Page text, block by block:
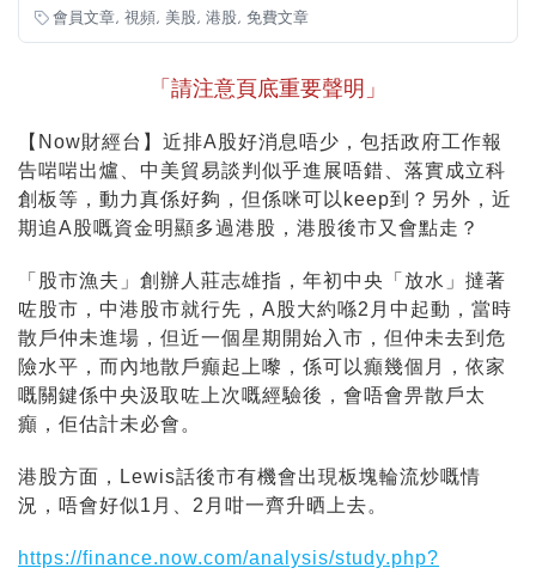
會員文章 視頻 美股 港股 免費文章
「請注意頁底重要聲明」
【Now財經台】近排A股好消息唔少，包括政府工作報
告啱啱出爐、中美貿易談判似乎進展唔錯、落實成立科
創板等，動力真係好夠，但係咪可以keep到？另外，近
期追A股嘅資金明顯多過港股，港股後市又會點走？
「股市漁夫」創辦人莊志雄指，年初中央「放水」撻著
咗股市，中港股市就行先，A股大約喺2月中起動，當時
散戶仲未進場，但近一個星期開始入市，但仲未去到危
險水平，而內地散戶癲起上嚟，係可以癲幾個月，依家
嘅關鍵係中央汲取咗上次嘅經驗後，會唔會畀散戶太
癲，佢估計未必會。
港股方面，Lewis話後市有機會出現板塊輪流炒嘅情
況，唔會好似1月、2月咁一齊升晒上去。
https://finance.now.com/analysis/study.php?